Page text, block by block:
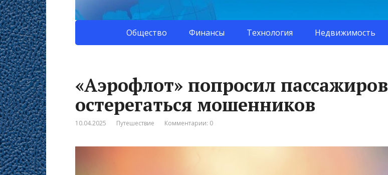
Общество Финансы Технология Недвижимость
«Аэрофлот» попросил пассажиров
остерегаться мошенников
10.04.2025 Путешествие Комментарии: 0